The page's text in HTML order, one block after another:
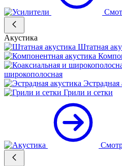
Акустика
Штатная
широкополосная
Эстрадная
Грили и сетки